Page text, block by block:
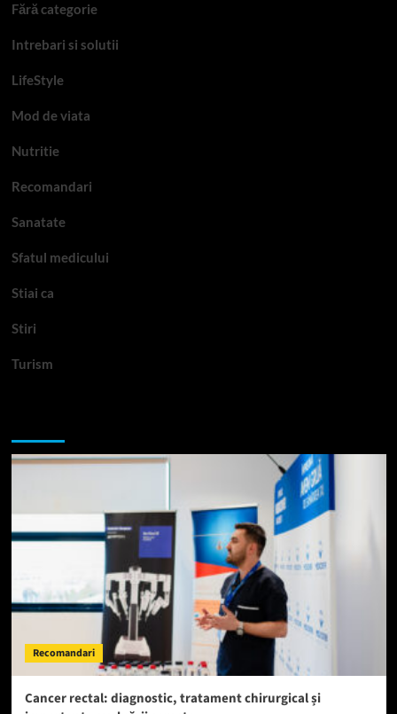
Fără categorie
Intrebari si solutii
LifeStyle
Mod de viata
Nutritie
Recomandari
Sanatate
Sfatul medicului
Stiai ca
Stiri
Turism
Recomandari
Cancer rectal: diagnostic, tratament chirurgical și